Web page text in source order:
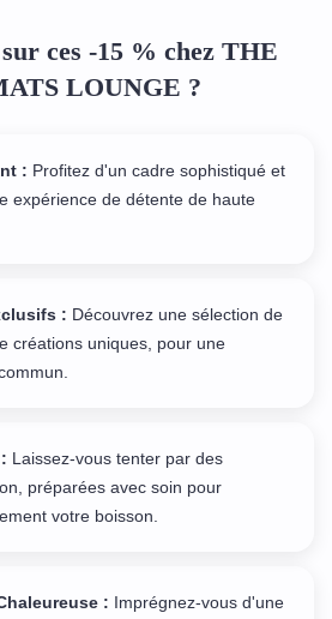
ces -15 % chez THE
LOUNGE ?
: Profitez d'un cadre sophistiqué et
expérience de détente de haute
: Découvrez une sélection de
créations uniques, pour une
Laissez-vous tenter par des
préparées avec soin pour
votre boisson.
: Imprégnez-vous d'une